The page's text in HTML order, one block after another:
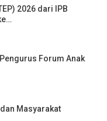
2026 dari IPB
Forum Anak
dan Masyarakat